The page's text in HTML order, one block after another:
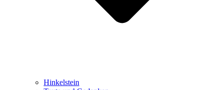
Hinkelstein